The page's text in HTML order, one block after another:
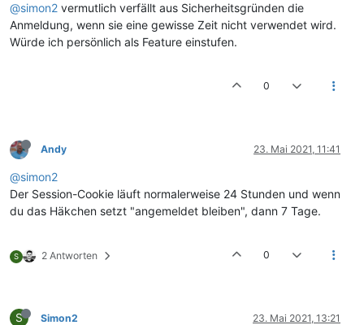
@simon2 vermutlich verfällt aus Sicherheitsgründen die
Anmeldung, wenn sie eine gewisse Zeit nicht verwendet wird.
Würde ich persönlich als Feature einstufen.
0
Andy 23. Mai 2021, 11:41
@simon2
Der Session-Cookie läuft normalerweise 24 Stunden und wenn
du das Häkchen setzt "angemeldet bleiben", dann 7 Tage.
S 2 Antworten 0
S Simon2 23. Mai 2021, 13:21